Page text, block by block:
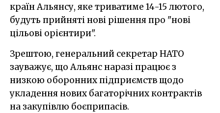
країн Альянсу, яке триватиме 14-15 лютого,
будуть прийняті нові рішення про "нові
цільові орієнтири".
Зрештою, генеральний секретар НАТО
зауважує, що Альянс наразі працює з
низкою оборонних підприємств щодо
укладення нових багаторічних контрактів
на закупівлю боєприпасів.